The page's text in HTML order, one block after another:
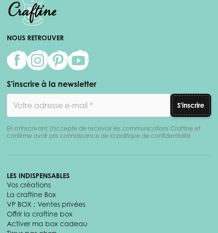
NOUS RETROUVER
S'inscrire à la newsletter
S'inscrire
En m'inscrivant, j'accepte de recevoir les communications Craftine et
confirme avoir pris connaissance de la politique de confidentialité
LES INDISPENSABLES
Vos créations
La craftine Box
VP BOX : Ventes privées
Offrir la craftine box
Activer ma box cadeau